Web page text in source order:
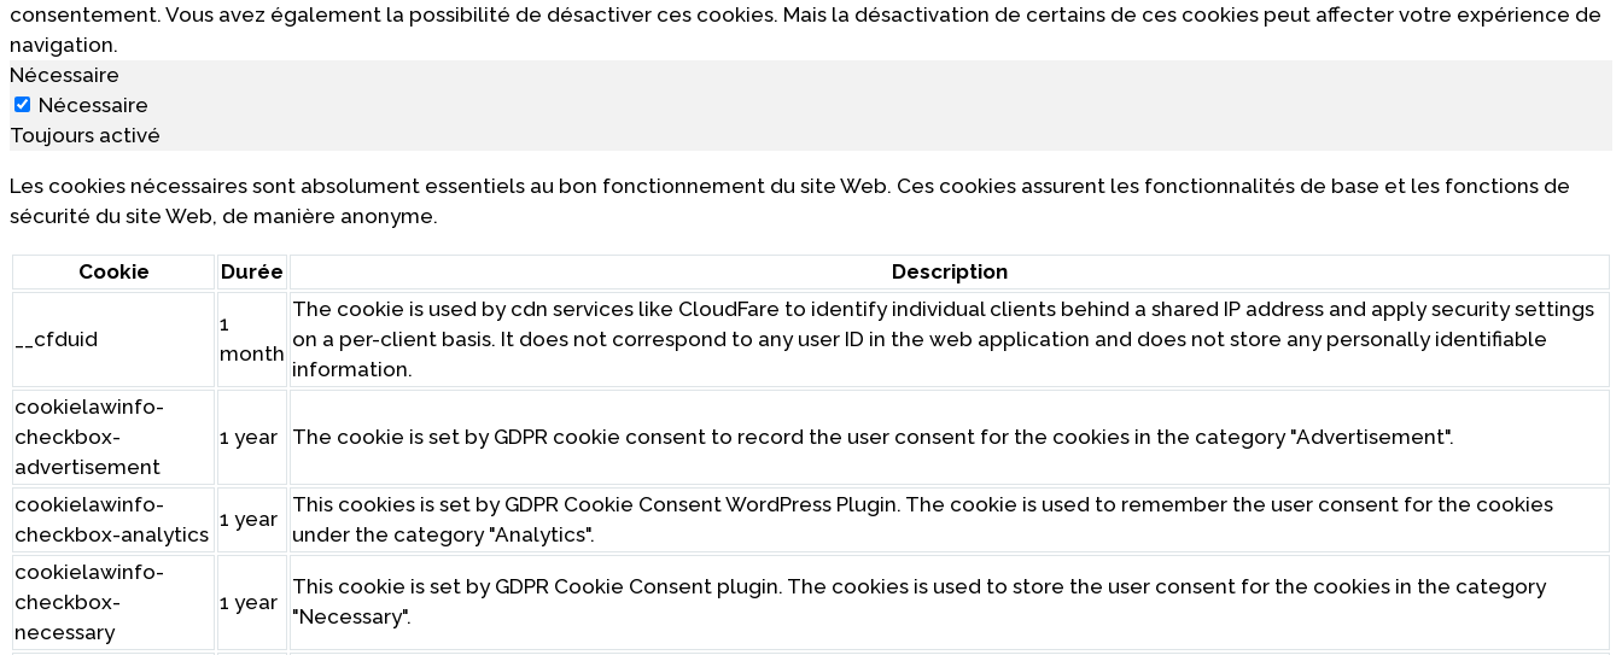
consentement. Vous avez également la possibilité de désactiver ces cookies. Mais la désactivation de certains de ces cookies peut affecter votre expérience de
navigation.
Nécessaire
Nécessaire
Toujours activé
Les cookies nécessaires sont absolument essentiels au bon fonctionnement du site Web. Ces cookies assurent les fonctionnalités de base et les fonctions de
sécurité du site Web, de manière anonyme.
Cookie Durée Description
__cfduid
1
month
The cookie is used by cdn services like CloudFare to identify individual clients behind a shared IP address and apply security settings
on a per-client basis. It does not correspond to any user ID in the web application and does not store any personally identifiable
information.
cookielawinfo-
checkbox-
advertisement
1 year The cookie is set by GDPR cookie consent to record the user consent for the cookies in the category "Advertisement".
cookielawinfo-
checkbox-analytics
1 year
This cookies is set by GDPR Cookie Consent WordPress Plugin. The cookie is used to remember the user consent for the cookies
under the category "Analytics".
cookielawinfo-
checkbox-
necessary
1 year
This cookie is set by GDPR Cookie Consent plugin. The cookies is used to store the user consent for the cookies in the category
"Necessary".